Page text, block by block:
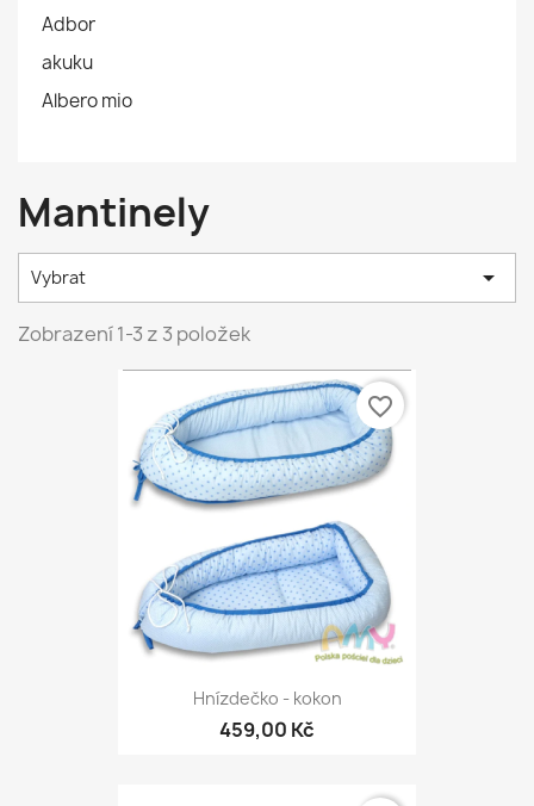
Adbor
akuku
Albero mio
Mantinely
Vybrat 
Zobrazení 1-3 z 3 položek
Hnízdečko - kokon
459,00 Kč
favorite_border